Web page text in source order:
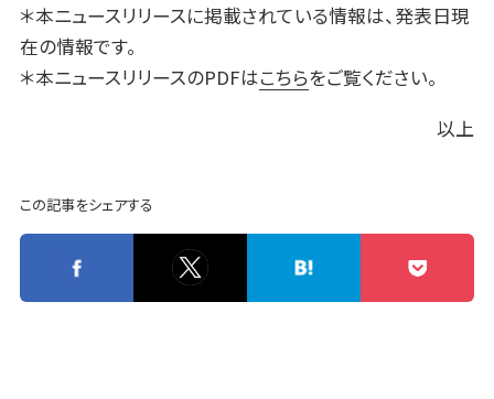
＊本ニュースリリースに掲載されている情報は、発表日現
在の情報です。
＊本ニュースリリースのPDFはこちらをご覧ください。
以上
この記事をシェアする